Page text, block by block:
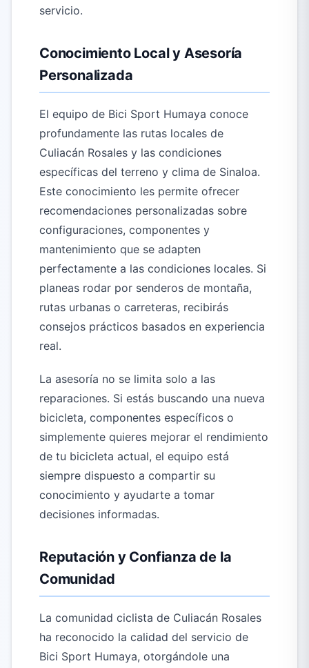
servicio.
Conocimiento Local y Asesoría
Personalizada
El equipo de Bici Sport Humaya conoce
profundamente las rutas locales de
Culiacán Rosales y las condiciones
específicas del terreno y clima de Sinaloa.
Este conocimiento les permite ofrecer
recomendaciones personalizadas sobre
configuraciones, componentes y
mantenimiento que se adapten
perfectamente a las condiciones locales. Si
planeas rodar por senderos de montaña,
rutas urbanas o carreteras, recibirás
consejos prácticos basados en experiencia
real.
La asesoría no se limita solo a las
reparaciones. Si estás buscando una nueva
bicicleta, componentes específicos o
simplemente quieres mejorar el rendimiento
de tu bicicleta actual, el equipo está
siempre dispuesto a compartir su
conocimiento y ayudarte a tomar
decisiones informadas.
Reputación y Confianza de la
Comunidad
La comunidad ciclista de Culiacán Rosales
ha reconocido la calidad del servicio de
Bici Sport Humaya, otorgándole una